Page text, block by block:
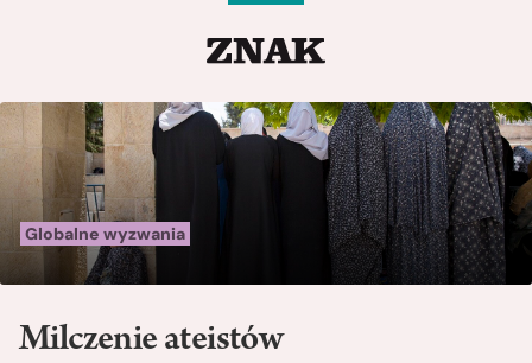
Globalne wyzwania
Milczenie ateistów